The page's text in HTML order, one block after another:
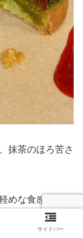
抹茶のほろ苦さ
めな食感。
サイドバー